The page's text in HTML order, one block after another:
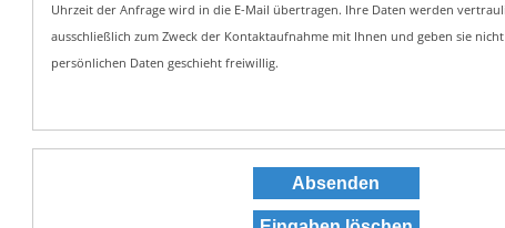
Uhrzeit der Anfrage wird in die E-Mail übertragen. Ihre Daten werden vertraulich behandelt. Wir speichern sie
ausschließlich zum Zweck der Kontaktaufnahme mit Ihnen und geben sie nicht an Dritte weiter. Die Angaben von
persönlichen Daten geschieht freiwillig.